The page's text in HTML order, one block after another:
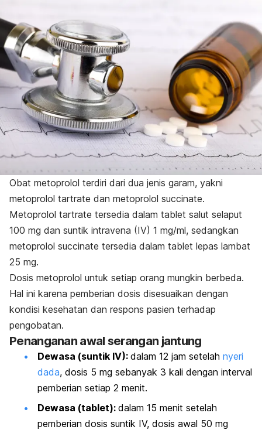
Obat metoprolol terdiri dari dua jenis garam, yakni
metoprolol tartrate dan metoprolol succinate.
Metoprolol tartrate tersedia dalam tablet salut selaput
100 mg dan suntik intravena (IV) 1 mg/ml, sedangkan
metoprolol succinate tersedia dalam tablet lepas lambat
25 mg.
Dosis metoprolol untuk setiap orang mungkin berbeda.
Hal ini karena pemberian dosis disesuaikan dengan
kondisi kesehatan dan respons pasien terhadap
pengobatan.
Penanganan awal serangan jantung
Dewasa (suntik IV): dalam 12 jam setelah nyeri
dada, dosis 5 mg sebanyak 3 kali dengan interval
pemberian setiap 2 menit.
Dewasa (tablet): dalam 15 menit setelah
pemberian dosis suntik IV, dosis awal 50 mg